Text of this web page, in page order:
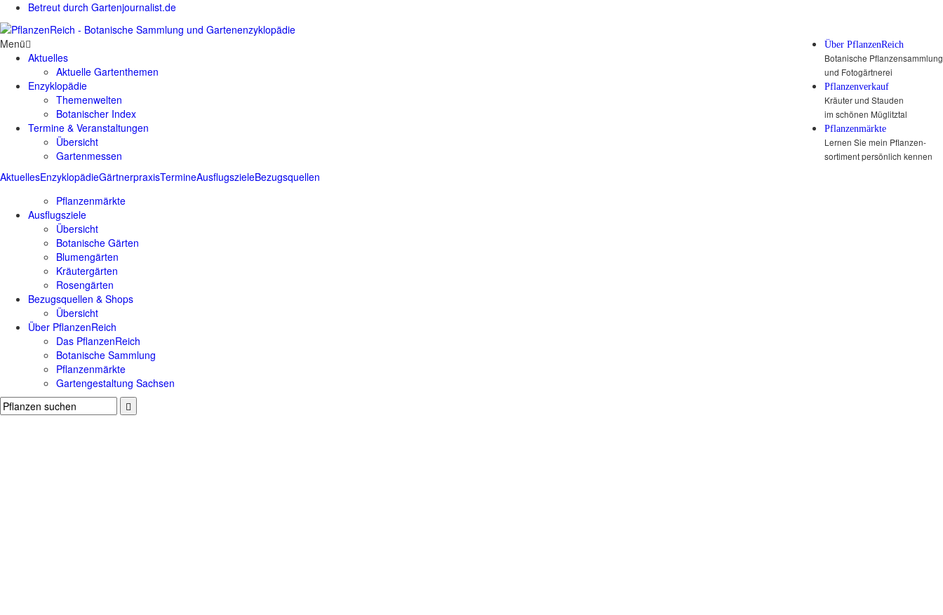
Betreut durch Gartenjournalist.de
Über PflanzenReich
Botanische Pflanzensammlung
und Fotogärtnerei
Pflanzenverkauf
Kräuter und Stauden
im schönen Müglitztal
Pflanzenmärkte
Lernen Sie mein Pflanzen-
sortiment persönlich kennen
AktuellesEnzyklopädieGärtnerpraxisTermineAusflugszieleBezugsquellen
Menü
Aktuelles
Aktuelle Gartenthemen
Enzyklopädie
Themenwelten
Botanischer Index
Termine & Veranstaltungen
Übersicht
Gartenmessen
Pflanzenmärkte
Ausflugsziele
Übersicht
Botanische Gärten
Blumengärten
Kräutergärten
Rosengärten
Bezugsquellen & Shops
Übersicht
Über PflanzenReich
Das PflanzenReich
Botanische Sammlung
Pflanzenmärkte
Gartengestaltung Sachsen